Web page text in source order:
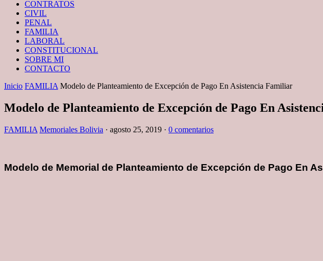
CONTRATOS
CIVIL
PENAL
FAMILIA
LABORAL
CONSTITUCIONAL
SOBRE MI
CONTACTO
Inicio FAMILIA Modelo de Planteamiento de Excepción de Pago En Asistencia Familiar
Modelo de Planteamiento de Excepción de Pago En
FAMILIA Memoriales Bolivia · agosto 25, 2019 · 0 comentarios
Modelo de Memorial de Planteamiento de Excepción de Pago En